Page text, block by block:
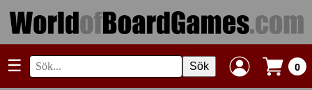
☰ Sök 0